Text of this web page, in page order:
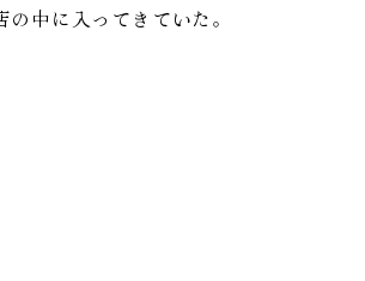
中に入ってきていた。